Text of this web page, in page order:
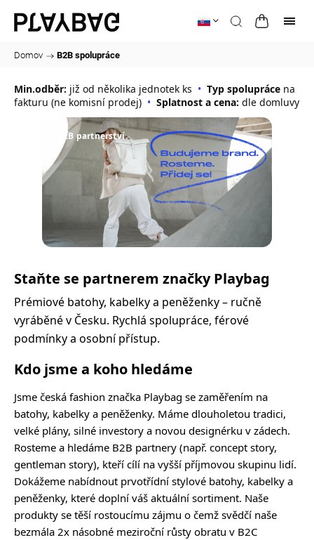
Domov / B2B spolupráce
Min.odběr: již od několika jednotek ks Typ spolupráce na
fakturu (ne komisní prodej)
Splatnost a cena: dle domluvy
B2B partnerství
Staňte se partnerem značky Playbag
Prémiové batohy, kabelky a peněženky – ručně
vyráběné v Česku. Rychlá spolupráce, férové
podmínky a osobní přístup.
Kdo jsme a koho hledáme
Jsme česká fashion značka Playbag se zaměřením na
batohy, kabelky a peněženky. Máme dlouholetou tradici,
velké plány, silné investory a novou designérku v zádech.
Rosteme a hledáme B2B partnery (např. concept story,
gentleman story), kteří cílí na vyšší příjmovou skupinu lidí.
Dokážeme nabídnout prvotřídní stylové batohy, kabelky a
peněženky, které doplní váš aktuální sortiment. Naše
produkty se těší rostoucímu zájmu o čemž svědčí naše
bezmála 2x násobné meziroční růsty obratu v B2C